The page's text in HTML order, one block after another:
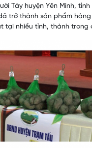
Tày huyện Yên Minh,
trở thành sản phẩm
tại nhiều tỉnh, thành trong